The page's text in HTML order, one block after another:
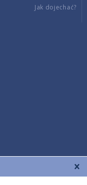
Jak dojechać?